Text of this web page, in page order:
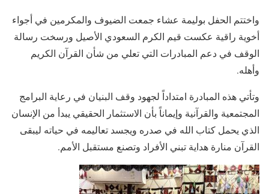
واختتم الحفل بوليمة عشاء جمعت الضيوف والمكرمين في أجواء
أخوية راقية عكست قيم الكرم السعودي الأصيل ورسخت رسالة
الوقف في دعم المبادرات التي تعلي من شأن القرآن الكريم
وأهله.
وتأتي هذه المبادرة امتداداً لجهود وقف البنيان في رعاية البرامج
المجتمعية والقرآنية وإيماناً بأن الاستثمار الحقيقي يبدأ من الإنسان
الذي يحمل كتاب الله في صدره ويجسد تعاليمه في حياته ليبقى
القرآن منارة هداية تبني الأفراد وتصنع مستقبل الأمم.